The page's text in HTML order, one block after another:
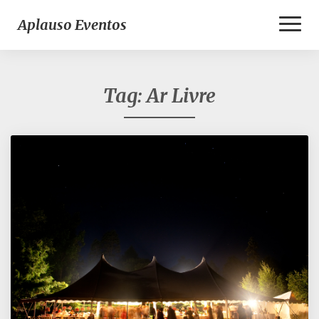
Aplauso Eventos
Tag:Ar Livre